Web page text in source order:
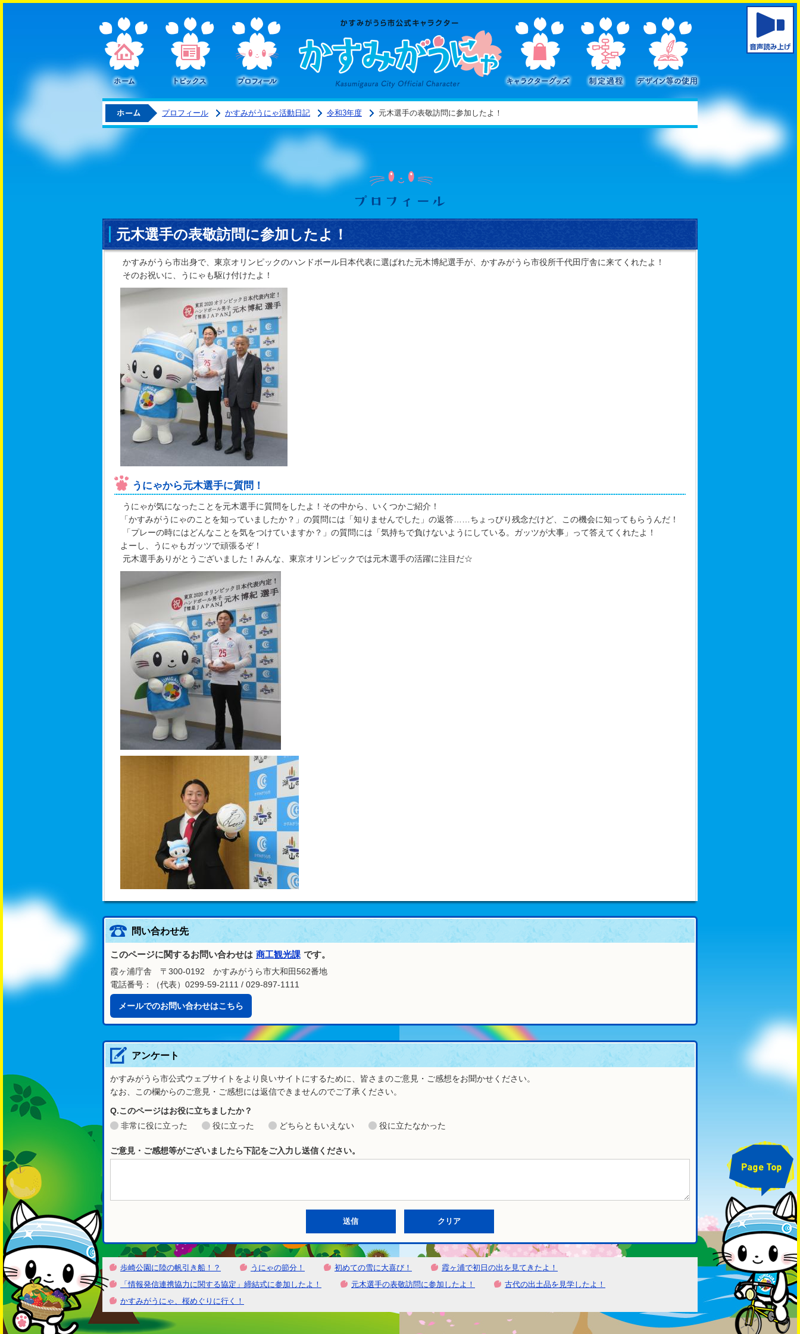
かすみがうら市公式キャラクターかすみがうにゃ
ホーム トピックス キャラクターグッズ制定過程
ホーム
プロフィール かすみがうにゃ活動日記 令和3年度 元木選手の表敬訪問に参加したよ！
元木選手の表敬訪問に参加したよ！
かすみがうら市出身で、東京オリンピックのハンドボール日本代表に選ばれた元木博紀選手が、かすみがうら市役所千代田庁舎に来てくれたよ！
そのお祝いに、うにゃも駆け付けたよ！
うにゃから元木選手に質問！
うにゃが気になったことを元木選手に質問をしたよ！その中から、いくつかご紹介！
「かすみがうにゃのことを知っていましたか？」の質問には「知りませんでした」の返答……ちょっぴり残念だけど、この機会に知ってもらうんだ！
「プレーの時にはどんなことを気をつけていますか？」の質問には「気持ちで負けないようにしている。ガッツが大事」って答えてくれたよ！
よーし、うにゃもガッツで頑張るぞ！
元木選手ありがとうございました！みんな、東京オリンピックでは元木選手の活躍に注目だ☆
問い合わせ先
このページに関するお問い合わせは 商工観光課 です。
霞ヶ浦庁舎 〒300-0192 かすみがうら市大和田562番地
電話番号：（代表）0299-59-2111 / 029-897-1111
メールでのお問い合わせはこちら
アンケート
かすみがうら市公式ウェブサイトをより良いサイトにするために、皆さまのご意見・ご感想をお聞かせください。
なお、この欄からのご意見・ご感想には返信できませんのでご了承ください。
Q.このページはお役に立ちましたか？
非常に役に立った
役に立った どちらともいえない 役に立たなかった
ご意見・ご感想等がございましたら下記をご入力し送信ください。
歩崎公園に陸の帆引き船！？ うにゃの節分！ 初めての雪に大喜び！
霞ヶ浦で初日の出を見てきたよ！
「情報発信連携協力に関する協定」締結式に参加したよ！
元木選手の表敬訪問に参加したよ！
古代の出土品を見学したよ！
かすみがうにゃ、桜めぐりに行く！